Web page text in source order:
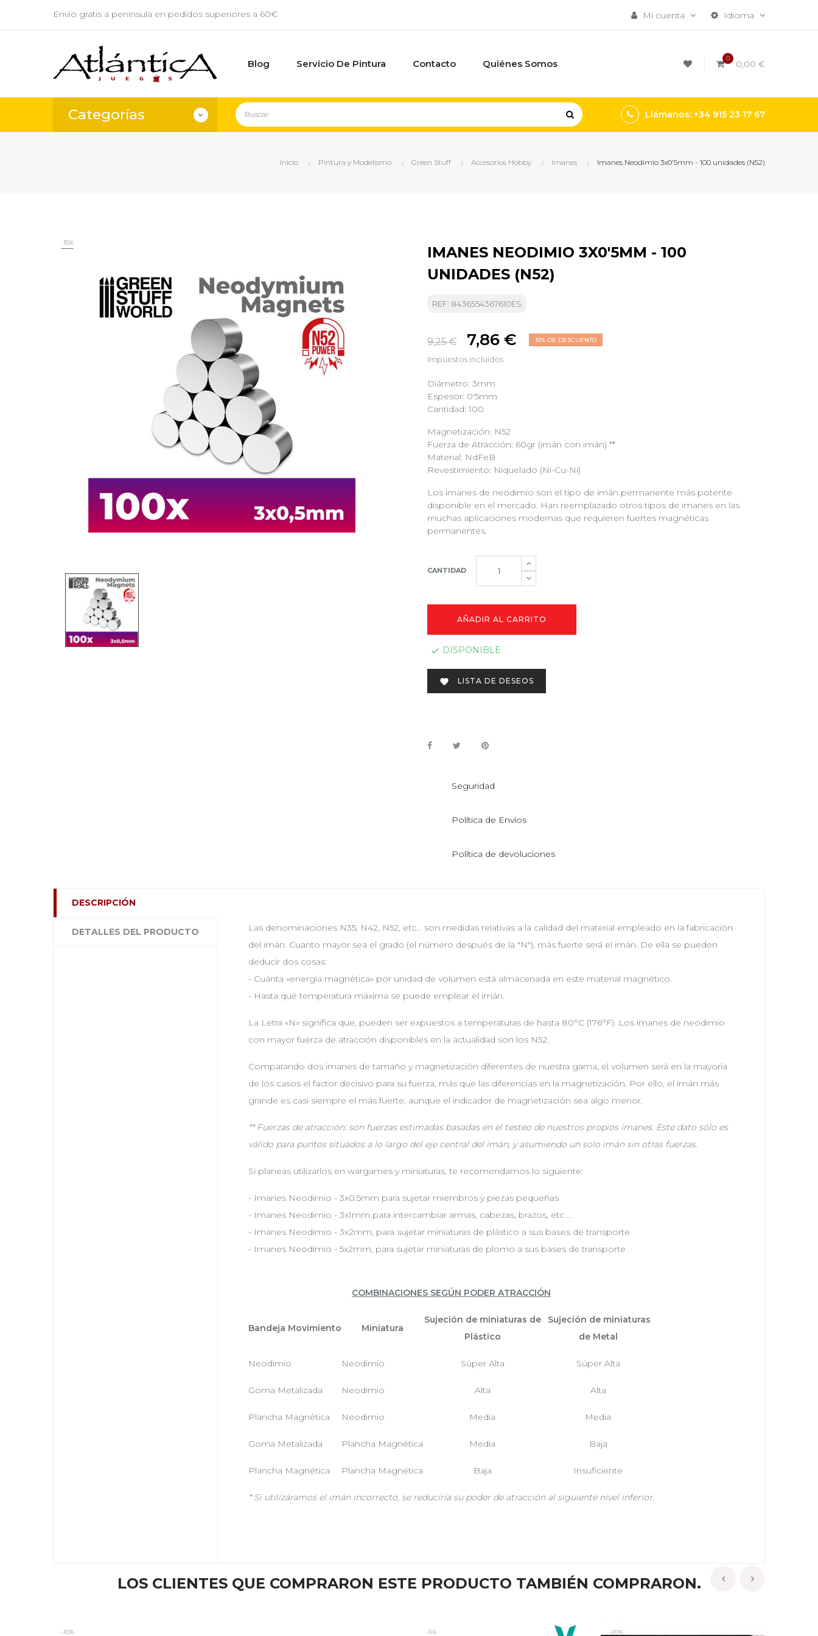
Envío gratis a península en pedidos superiores a 60€ Idioma
Mi cuenta
Blog Servicio De Pintura Contacto Quiénes Somos 0 0,00 €
Categorías Llámanos: +34 915 23 17 67
Inicio Pintura y Modelismo Green Stuff Accesorios Hobby Imanes Imanes Neodimio 3x0'5mm - 100 unidades (N52)
-15%
IMANES NEODIMIO 3X0'5MM - 100
UNIDADES (N52)
REF: 8436554367610ES
9,25 € 7,86 € 15% DE DESCUENTO
Impuestos incluidos
Diámetro: 3mm
Espesor: 0'5mm
Cantidad: 100
Magnetización: N52
Fuerza de Atracción: 60gr (imán con imán) **
Material: NdFeB
Revestimiento: Niquelado (Ni-Cu-Ni)
Los imanes de neodimio son el tipo de imán permanente más potente
disponible en el mercado. Han reemplazado otros tipos de imanes en las
muchas aplicaciones modernas que requieren fuertes magnéticas
permanentes.
CANTIDAD
AÑADIR AL CARRITO
 DISPONIBLE
 LISTA DE DESEOS
Seguridad
Política de Envíos
Política de devoluciones
DESCRIPCIÓN
DETALLES DEL PRODUCTO
Las denominaciones N35, N42, N52, etc... son medidas relativas a la calidad del material empleado en la fabricación
del imán. Cuanto mayor sea el grado (el número después de la "N"), más fuerte será el imán. De ella se pueden
deducir dos cosas:
- Cuánta «energía magnética» por unidad de volumen está almacenada en este material magnético.
- Hasta qué temperatura máxima se puede emplear el imán.
La Letra «N» significa que, pueden ser expuestos a temperaturas de hasta 80°C (176°F). Los imanes de neodimio
con mayor fuerza de atracción disponibles en la actualidad son los N52.
Comparando dos imanes de tamaño y magnetización diferentes de nuestra gama, el volumen será en la mayoría
de los casos el factor decisivo para su fuerza, más que las diferencias en la magnetización. Por ello, el imán más
grande es casi siempre el más fuerte, aunque el indicador de magnetización sea algo menor.
** Fuerzas de atracción: son fuerzas estimadas basadas en el testeo de nuestros propios imanes. Este dato sólo es
válido para puntos situados a lo largo del eje central del imán, y asumiendo un solo imán sin otras fuerzas.
Si planeas utilizarlos en wargames y miniaturas, te recomendamos lo siguiente:
- Imanes Neodimio - 3x0.5mm para sujetar miembros y piezas pequeñas
- Imanes Neodimio - 3x1mm para intercambiar armas, cabezas, brazos, etc ...
- Imanes Neodimio - 3x2mm, para sujetar miniaturas de plástico a sus bases de transporte
- Imanes Neodimio - 5x2mm, para sujetar miniaturas de plomo a sus bases de transporte
COMBINACIONES SEGÚN PODER ATRACCIÓN
Bandeja Movimiento Miniatura
Sujeción de miniaturas de
Plástico
Sujeción de miniaturas
de Metal
Neodimio Neodimio Súper Alta Súper Alta
Goma Metalizada Neodimio Alta Alta
Plancha Magnética Neodimio Media Media
Goma Metalizada Plancha Magnética Media Baja
Plancha Magnética Plancha Magnética Baja Insuficiente
* Si utilizáramos el imán incorrecto, se reduciría su poder de atracción al siguiente nivel inferior.
LOS CLIENTES QUE COMPRARON ESTE PRODUCTO TAMBIÉN COMPRARON.
-10% -5% -20%